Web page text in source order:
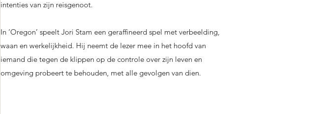
intenties van zijn reisgenoot.
In ‘Oregon’ speelt Jori Stam een geraffineerd spel met verbeelding,
waan en werkelijkheid. Hij neemt de lezer mee in het hoofd van
iemand die tegen de klippen op de controle over zijn leven en
omgeving probeert te behouden, met alle gevolgen van dien.